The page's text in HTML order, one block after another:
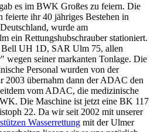
es im BWK Großes zu feiern. Die
feierte ihr 40 jähriges Bestehen in
wurde am
ein Rettungs­hub­schrauber stationiert.
Bell UH 1D, SAR Ulm 75, allen
wegen seiner markanten Ton­lage. Die
Personal wurden von der
2003 übernahm dann der ADAC den
vom ADAC, die medizinische
Die Maschine ist jetzt eine BK 117
22. Da wir seit 2002 mit unserer
Wasser­rettung mit der Ulmer